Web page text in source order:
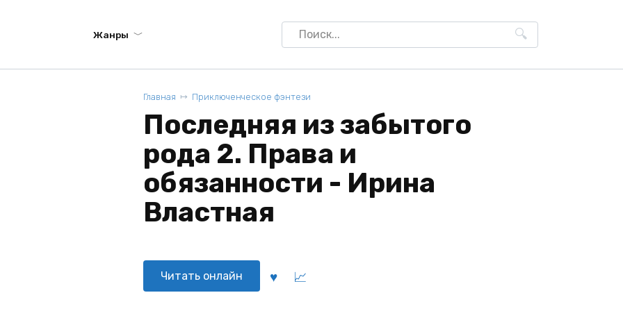
Жанры
Search
for:
Главная Приключенческое фэнтези
Последняя из забытого
рода 2. Права и
обязанности - Ирина
Властная
Читать онлайн